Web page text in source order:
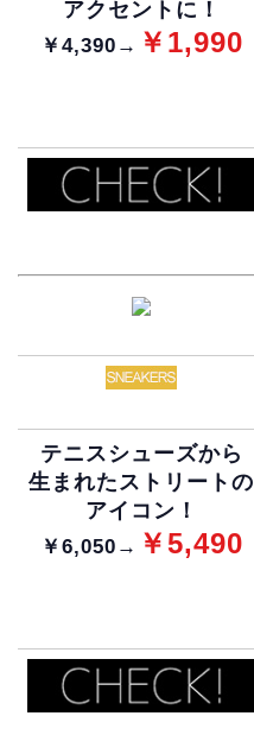
アクセントに！
￥4,390→ ￥1,990
テニスシューズから
生まれたストリートの
アイコン！
￥6,050→ ￥5,490